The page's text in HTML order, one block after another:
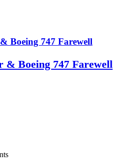
& Boeing 747 Farewell